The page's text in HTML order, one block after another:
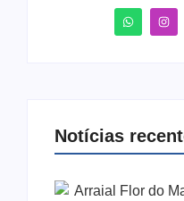
Notícias